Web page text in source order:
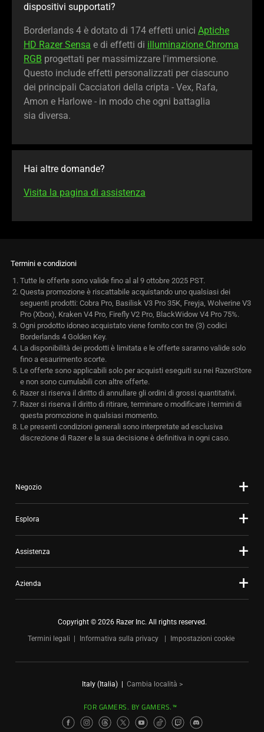
dispositivi supportati?
Borderlands 4 è dotato di 174 effetti unici Aptiche
HD Razer Sensa e di effetti di illuminazione Chroma
RGB progettati per massimizzare l'immersione.
Questo include effetti personalizzati per ciascuno
dei principali Cacciatori della cripta - Vex, Rafa,
Amon e Harlowe - in modo che ogni battaglia
sia diversa.
Hai altre domande?
Visita la pagina di assistenza
Termini e condizioni
Tutte le offerte sono valide fino al al 9 ottobre 2025 PST.
Questa promozione è riscattabile acquistando uno qualsiasi dei
seguenti prodotti: Cobra Pro, Basilisk V3 Pro 35K, Freyja, Wolverine V3
Pro (Xbox), Kraken V4 Pro, Firefly V2 Pro, BlackWidow V4 Pro 75%.
Ogni prodotto idoneo acquistato viene fornito con tre (3) codici
Borderlands 4 Golden Key.
La disponibilità dei prodotti è limitata e le offerte saranno valide solo
fino a esaurimento scorte.
Le offerte sono applicabili solo per acquisti eseguiti su nei RazerStore
e non sono cumulabili con altre offerte.
Razer si riserva il diritto di annullare gli ordini di grossi quantitativi.
Razer si riserva il diritto di ritirare, terminare o modificare i termini di
questa promozione in qualsiasi momento.
Le presenti condizioni generali sono interpretate ad esclusiva
discrezione di Razer e la sua decisione è definitiva in ogni caso.
Negozio
Esplora
Assistenza
Azienda
Copyright © 2026 Razer Inc. All rights reserved.
Termini legali
Informativa sulla privacy Impostazioni cookie
Italy (Italia)| Cambia località >
FOR GAMERS. BY GAMERS.™